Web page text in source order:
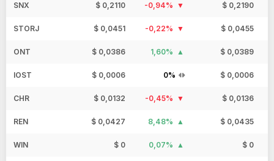
SNX $ 0,2110 -0,94% $ 0,2190
STORJ $ 0,0451 -0,22% $ 0,0455
ONT $ 0,0386 1,60% $ 0,0389
IOST $ 0,0006 0% $ 0,0006
CHR $ 0,0132 -0,45% $ 0,0136
REN $ 0,0427 8,48% $ 0,0435
WIN $ 0 0,07% $ 0